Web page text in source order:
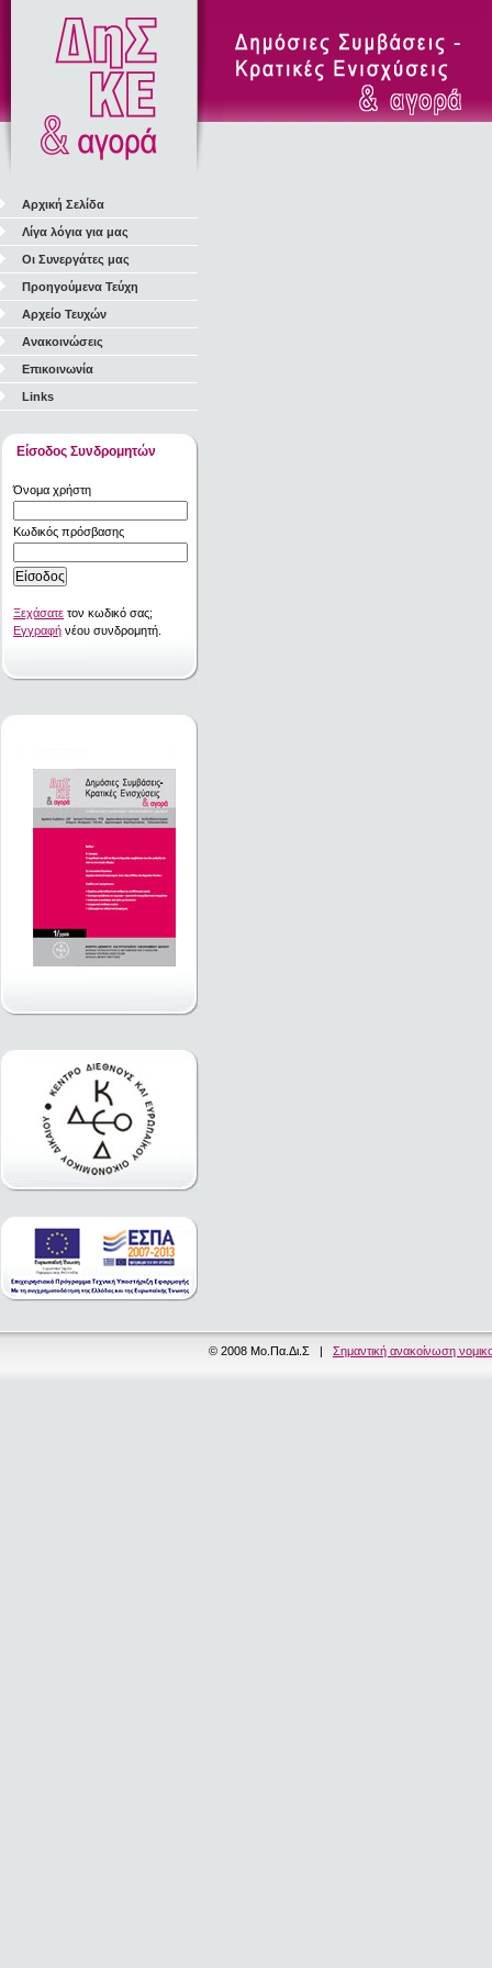
Αρχική Σελίδα
Λίγα λόγια για μας
Οι Συνεργάτες μας
Προηγούμενα Τεύχη
Αρχείο Τευχών
Ανακοινώσεις
Επικοινωνία
Links
Είσοδος Συνδρομητών
Όνομα χρήστη
Κωδικός πρόσβασης
Ξεχάσατε τον κωδικό σας;
Εγγραφή νέου συνδρομητή.
© 2008 Μο.Πα.Δι.Σ | Σημαντική ανακοίνωση